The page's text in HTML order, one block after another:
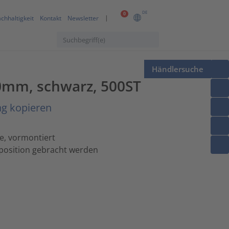
0 DE
Kontakt Newsletter
Händlersuche
schwarz, 500ST
kopieren
vormontiert
gebracht werden